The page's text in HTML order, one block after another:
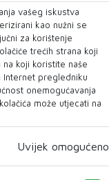
turistički brand
vašeg iskustva
kao nužni se
za korištenje
trećih strana koji
na koji koristite naše
Internet pregledniku
onemogućavanja
može utjecati na
Uvijek omogućeno